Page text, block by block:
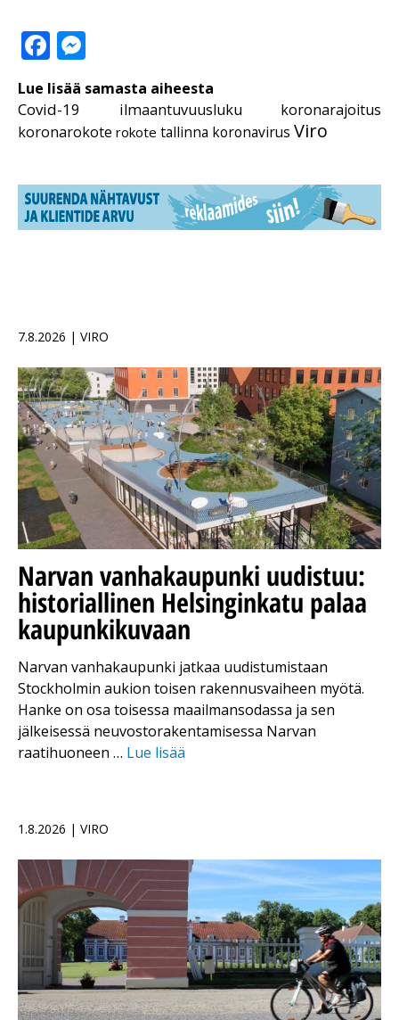
Facebook
Lue lisää samasta aiheesta
Covid-19 ilmaantuvuusluku
koronarajoitus
koronarokote rokote tallinna koronavirus Viro
7.8.2026 | VIRO
Narvan vanhakaupunki uudistuu:
historiallinen Helsinginkatu palaa
kaupunkikuvaan
Narvan vanhakaupunki jatkaa uudistumistaan
Stockholmin aukion toisen rakennusvaiheen myötä.
Hanke on osa toisessa maailmansodassa ja sen
jälkeisessä neuvostorakentamisessa Narvan
raatihuoneen … Lue lisää
1.8.2026 | VIRO